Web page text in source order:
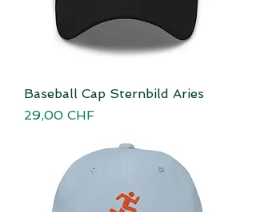
Baseball Cap Sternbild Aries
Preis
29,00 CHF